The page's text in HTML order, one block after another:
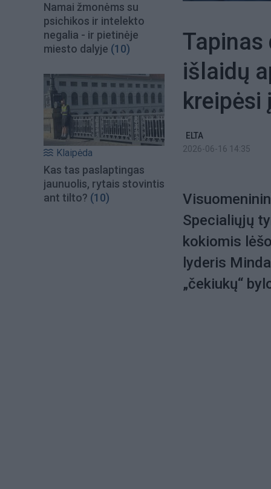
Namai žmonėms su
psichikos ir intelekto
negalia - ir pietinėje
miesto dalyje (10)
Klaipėda
Kas tas paslaptingas
jaunuolis, rytais stovintis
ant tilto? (10)
Tapinas
išlaidų
kreipėsi
ELTA
2026-06-16 14:35
Specialiųjų
kokiomis
lyderis
„čekiukų“